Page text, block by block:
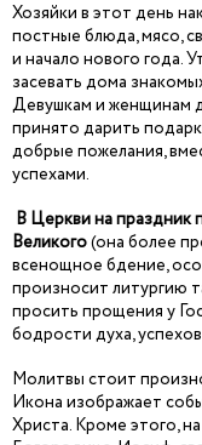
Хозяйки в этот день
постные блюда, мясо,
и начало нового года.
засевать дома
Девушкам и женщинам
принято дарить
добрые пожелания,
успехами.
В Церкви на праздник
Великого(она более
всенощное бдение,
произносит литургию
просить прощения у
бодрости духа,
Молитвы стоит
Икона изображает
Христа. Кроме этого,